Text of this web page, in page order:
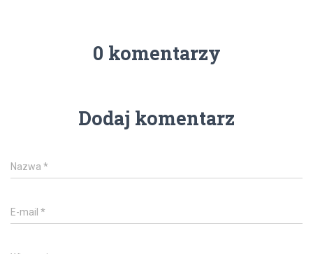
0 komentarzy
Dodaj komentarz
Nazwa *
E-mail *